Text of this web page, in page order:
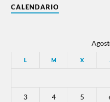
CALENDARIO
L M X
3 4 5